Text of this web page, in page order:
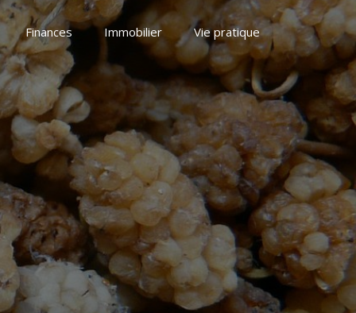
Finances Immobilier Vie pratique